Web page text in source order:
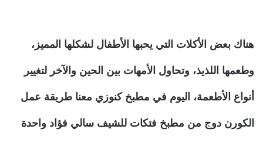
هناك بعض الأكلات التي يحبها الأطفال لشكلها المميز،
وطعمها اللذيذ، وتحاول الأمهات بين الحين والآخر لتغيير
أنواع الأطعمة، اليوم في مطبخ كنوزي معنا طريقة عمل
الكورن دوج من مطبخ فتكات للشيف سالي فؤاد واحدة